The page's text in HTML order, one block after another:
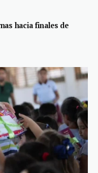
hacia finales de